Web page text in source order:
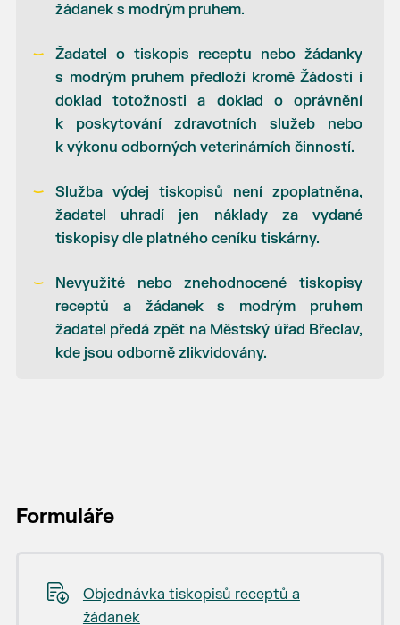
žádanek s modrým pruhem.
Žadatel o tiskopis receptu nebo žádanky
s modrým pruhem předloží kromě Žádosti i
doklad totožnosti a doklad o oprávnění
k poskytování zdravotních služeb nebo
k výkonu odborných veterinárních činností.
Služba výdej tiskopisů není zpoplatněna,
žadatel uhradí jen náklady za vydané
tiskopisy dle platného ceníku tiskárny.
Nevyužité nebo znehodnocené tiskopisy
receptů a žádanek s modrým pruhem
žadatel předá zpět na Městský úřad Břeclav,
kde jsou odborně zlikvidovány.
Formuláře
Objednávka tiskopisů receptů a
žádanek